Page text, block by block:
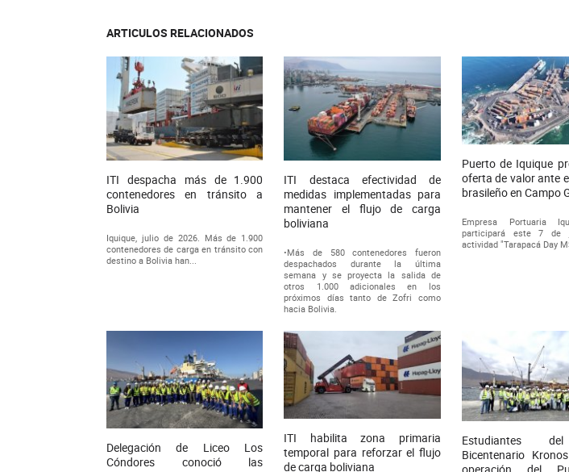
ARTICULOS RELACIONADOS
ITI despacha más de 1.900
contenedores en tránsito a
Bolivia
Iquique, julio de 2026. Más de 1.900
contenedores de carga en tránsito con
destino a Bolivia han...
ITI destaca efectividad de
medidas implementadas para
mantener el flujo de carga
boliviana
•Más de 580 contenedores fueron
despachados durante la última
semana y se proyecta la salida de
otros 1.000 adicionales en los
próximos días tanto de Zofri como
hacia Bolivia.
Puerto de Iquique
oferta de valor ante
brasileño en Campo
Empresa Portuaria
participará este 7
actividad "Tarapacá Day
Delegación de Liceo Los
Cóndores conoció las
ITI habilita zona primaria
temporal para reforzar el flujo
de carga boliviana
Estudiantes
Bicentenario